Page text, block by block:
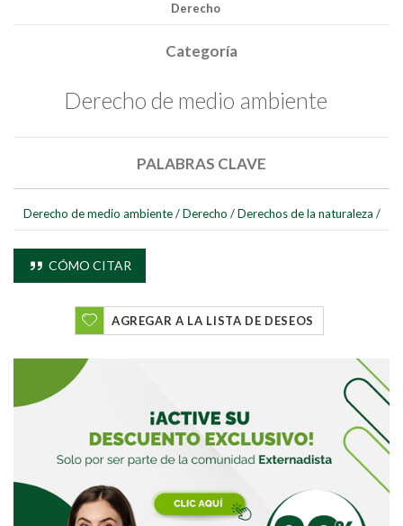
Buscar
Derecho
Categoría
Derecho de medio ambiente
PALABRAS CLAVE
Derecho de medio ambiente / Derecho / Derechos de la naturaleza /
CÓMO CITAR
AGREGAR A LA LISTA DE DESEOS